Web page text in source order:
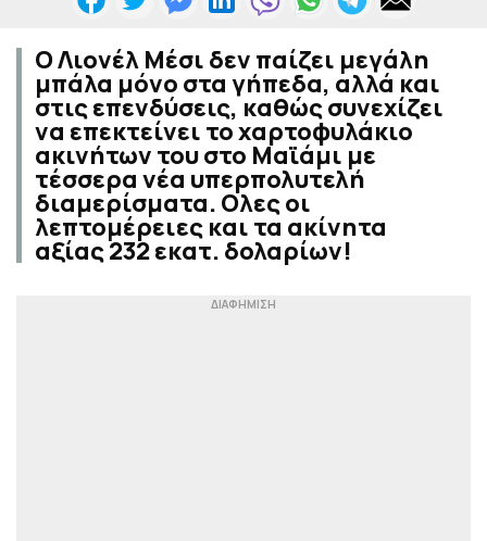
Ο Λιονέλ Μέσι δεν παίζει μεγάλη
μπάλα μόνο στα γήπεδα, αλλά και
στις επενδύσεις, καθώς συνεχίζει
να επεκτείνει το χαρτοφυλάκιο
ακινήτων του στο Μαϊάμι με
τέσσερα νέα υπερπολυτελή
διαμερίσματα. Ολες οι
λεπτομέρειες και τα ακίνητα
αξίας 232 εκατ. δολαρίων!